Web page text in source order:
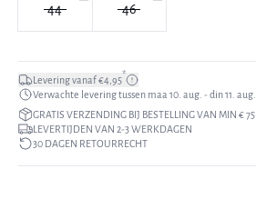
44 46
Levering vanaf €4,95*
Verwachte levering tussen maa 10. aug. - din 11. aug.
GRATIS VERZENDING BIJ BESTELLING VAN MIN € 75
LEVERTIJDEN VAN 2-3 WERKDAGEN
30 DAGEN RETOURRECHT